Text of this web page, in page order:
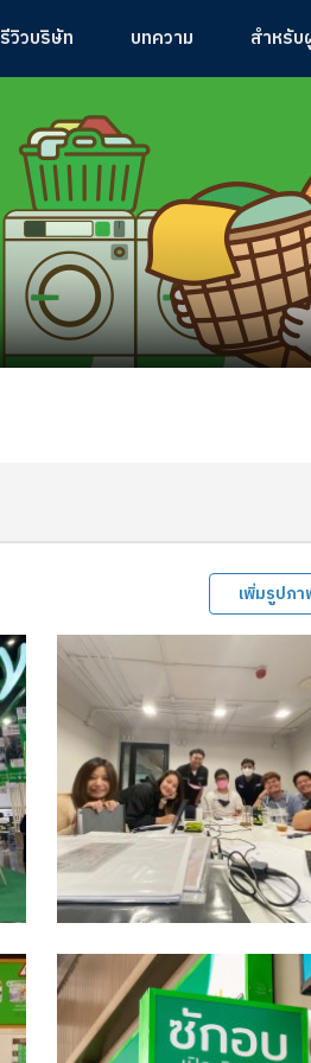
รีวิวบริษัท บทความ สำหรับ
เพิ่มรูปภ